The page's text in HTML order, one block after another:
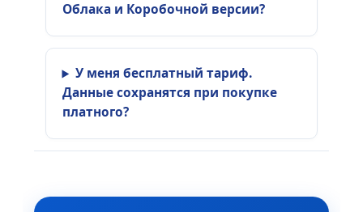
Облака и Коробочной версии?
У меня бесплатный тариф.
Данные сохранятся при покупке
платного?